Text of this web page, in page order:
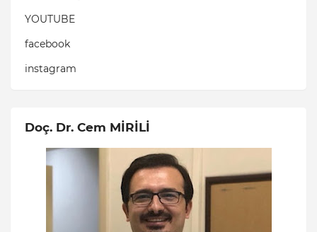
YOUTUBE
facebook
instagram
Doç. Dr. Cem MİRİLİ